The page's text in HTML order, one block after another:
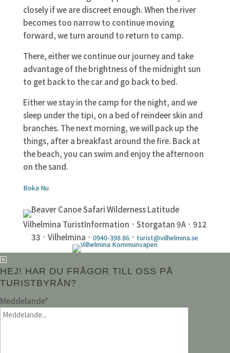
closely if we are discreet enough. When the river
becomes too narrow to continue moving
forward, we turn around to return to camp.
There, either we continue our journey and take
advantage of the brightness of the midnight sun
to get back to the car and go back to bed.
Either we stay in the camp for the night, and we
sleep under the tipi, on a bed of reindeer skin and
branches. The next morning, we will pack up the
things, after a breakfast around the fire. Back at
the beach, you can swim and enjoy the afternoon
on the sand.
Boka Nu
Vilhelmina TuristInformation · Storgatan 9A · 912
33 · Vilhelmina ·0940-398 86 · turist@vilhelmina.se
HEJ! HAR DU FRÅGOR TILL OSS PÅ
TURISTBYRÅN?
Meddelande*